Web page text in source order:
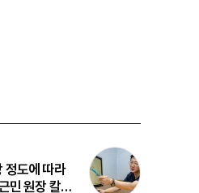
정도에 따라
민 원장 칼